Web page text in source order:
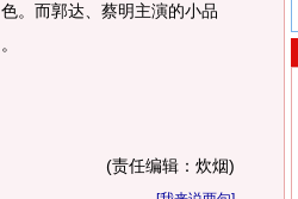
。而郭达、蔡明主演的小品
(责任编辑：炊烟)